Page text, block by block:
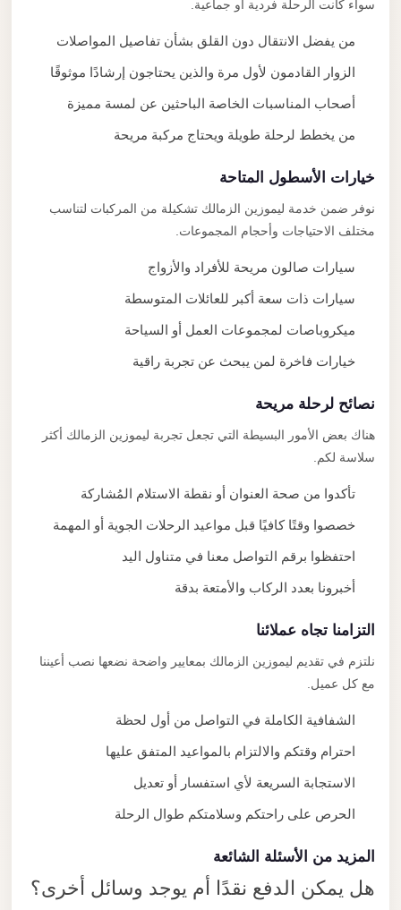
سواء كانت الرحلة فردية أو جماعية.
من يفضل الانتقال دون القلق بشأن تفاصيل المواصلات
الزوار القادمون لأول مرة والذين يحتاجون إرشادًا موثوقًا
أصحاب المناسبات الخاصة الباحثين عن لمسة مميزة
من يخطط لرحلة طويلة ويحتاج مركبة مريحة
خيارات الأسطول المتاحة
نوفر ضمن خدمة ليموزين الزمالك تشكيلة من المركبات لتناسب
مختلف الاحتياجات وأحجام المجموعات.
سيارات صالون مريحة للأفراد والأزواج
سيارات ذات سعة أكبر للعائلات المتوسطة
ميكروباصات لمجموعات العمل أو السياحة
خيارات فاخرة لمن يبحث عن تجربة راقية
نصائح لرحلة مريحة
هناك بعض الأمور البسيطة التي تجعل تجربة ليموزين الزمالك أكثر
سلاسة لكم.
تأكدوا من صحة العنوان أو نقطة الاستلام المُشاركة
خصصوا وقتًا كافيًا قبل مواعيد الرحلات الجوية أو المهمة
احتفظوا برقم التواصل معنا في متناول اليد
أخبرونا بعدد الركاب والأمتعة بدقة
التزامنا تجاه عملائنا
نلتزم في تقديم ليموزين الزمالك بمعايير واضحة نضعها نصب أعيننا
مع كل عميل.
الشفافية الكاملة في التواصل من أول لحظة
احترام وقتكم والالتزام بالمواعيد المتفق عليها
الاستجابة السريعة لأي استفسار أو تعديل
الحرص على راحتكم وسلامتكم طوال الرحلة
المزيد من الأسئلة الشائعة
هل يمكن الدفع نقدًا أم يوجد وسائل أخرى؟